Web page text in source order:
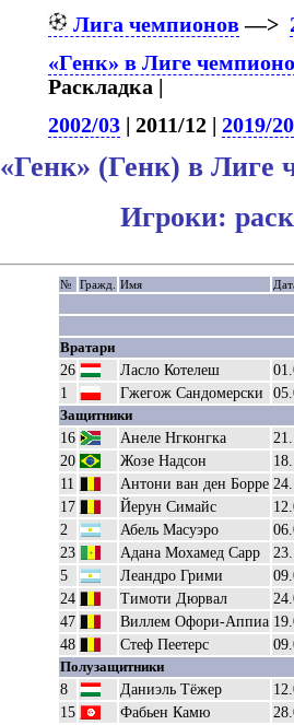
Лига чемпионов—>
«Генк» в Лиге
Раскладка |
2002/03| 2011/12 | 2019/20
«Генк» (Генк) в Лиге
Игроки:
№ Гражд. Имя
Вратари
26 Ласло Котелеш
1
Гжегож Сандомерски
Защитники
16 Анеле Нгконгка
20
Жозе Надсон
11
Антони ван ден Борре
17
Йерун Симайс
2
Абель Масуэро
23
Адана Мохамед Сарр
5
Леандро Грими
24
Тимоти Дюрвал
47
Виллем Офори-Аппиа
48
Стеф Пеетерс
Полузащитники
8 Даниэль Тёжер
15
Фабьен Камю